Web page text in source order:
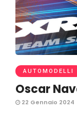
AUTOMODELLI
Oscar
22 Gennaio 2024